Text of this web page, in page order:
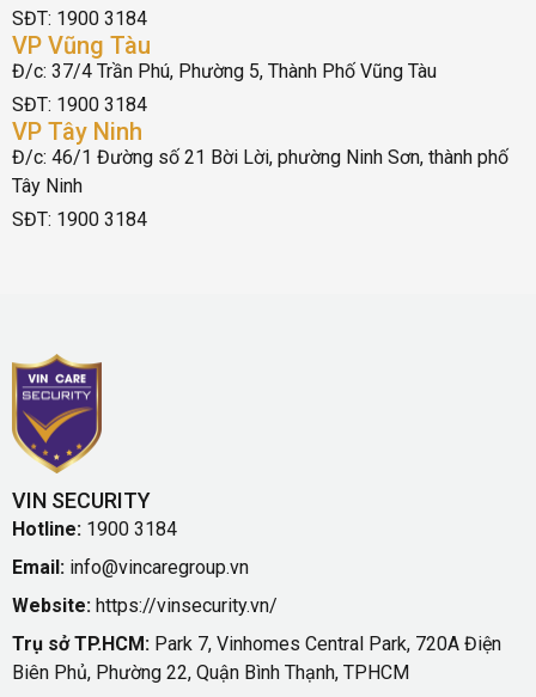
SĐT: 1900 3184
VP Vũng Tàu
Đ/c: 37/4 Trần Phú, Phường 5, Thành Phố Vũng Tàu
SĐT: 1900 3184
VP Tây Ninh
Đ/c: 46/1 Đường số 21 Bời Lời, phường Ninh Sơn, thành phố
Tây Ninh
SĐT: 1900 3184
VIN SECURITY
Hotline: 1900 3184
Email: info@vincaregroup.vn
Website: https://vinsecurity.vn/
Trụ sở TP.HCM: Park 7, Vinhomes Central Park, 720A Điện
Biên Phủ, Phường 22, Quận Bình Thạnh, TPHCM